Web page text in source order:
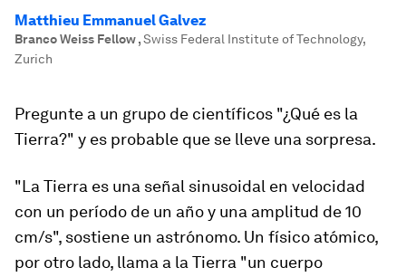
Matthieu Emmanuel Galvez
Branco Weiss Fellow,Swiss Federal Institute of Technology,
Zurich
Pregunte a un grupo de científicos "¿Qué es la
Tierra?" y es probable que se lleve una sorpresa.
"La Tierra es una señal sinusoidal en velocidad
con un período de un año y una amplitud de 10
cm/s", sostiene un astrónomo. Un físico atómico,
por otro lado, llama a la Tierra "un cuerpo